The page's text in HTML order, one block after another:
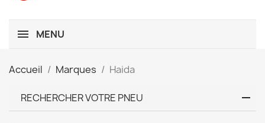
MENU
Accueil Marques Haida
RECHERCHER VOTRE PNEU